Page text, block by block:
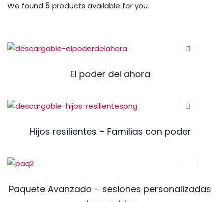
We found 5 products available for you
El poder del ahora
Hijos resilientes – Familias con poder
Paquete Avanzado – sesiones personalizadas